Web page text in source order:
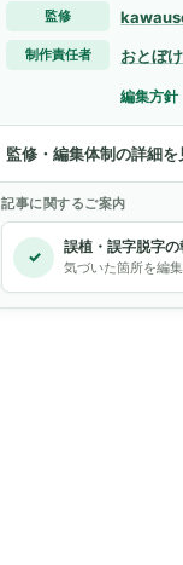
監修
制作責任者 おとぼ
編集方針
監修・編集体制の詳細を
記事に関するご案内
✓ 誤植・誤字脱字の
気づいた箇所を編